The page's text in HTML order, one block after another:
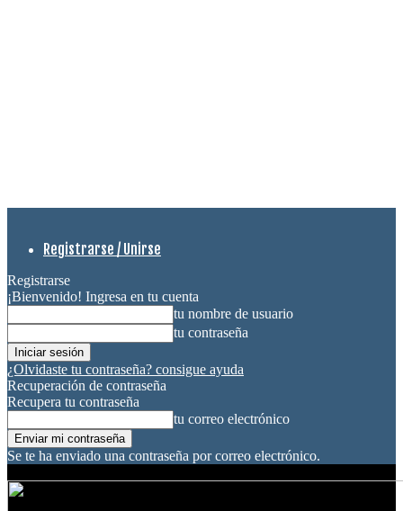
Registrarse / Unirse
Registrarse
¡Bienvenido! Ingresa en tu cuenta
tu nombre de usuario
tu contraseña
¿Olvidaste tu contraseña? consigue ayuda
Recuperación de contraseña
Recupera tu contraseña
tu correo electrónico
Se te ha enviado una contraseña por correo electrónico.